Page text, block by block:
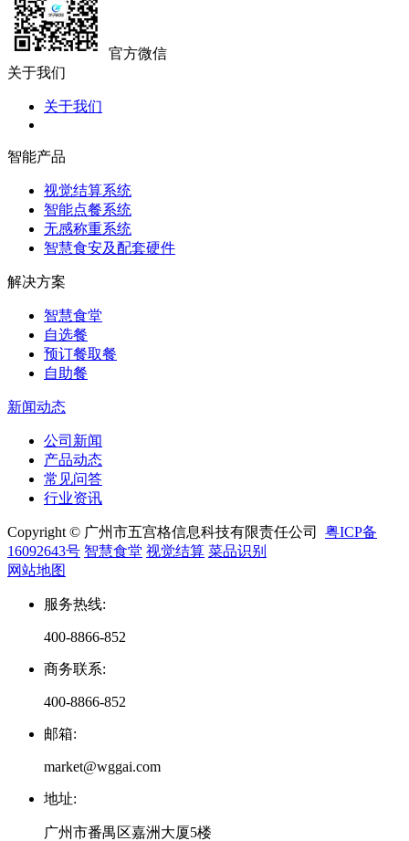
官方微信
关于我们
关于我们
智能产品
视觉结算系统
智能点餐系统
无感称重系统
智慧食安及配套硬件
解决方案
智慧食堂
自选餐
预订餐取餐
自助餐
新闻动态
公司新闻
产品动态
常见问答
行业资讯
Copyright © 广州市五宫格信息科技有限责任公司 粤ICP备
16092643号 智慧食堂 视觉结算 菜品识别
网站地图
服务热线:
400-8866-852
商务联系:
400-8866-852
邮箱:
market@wggai.com
地址:
广州市番禺区嘉洲大厦5楼